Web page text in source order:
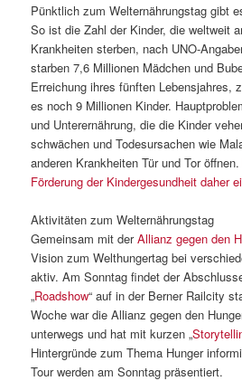
Pünktlich zum Welternährungstag gibt
So ist die Zahl der Kinder, die weltweit
Krankheiten sterben, nach UNO-
starben 7,6 Millionen Mädchen und
Erreichung ihres fünften Lebensjahres,
es noch 9 Millionen Kinder.
und Unterernährung, die die Kinder
schwächen und Todesursachen wie
anderen Krankheiten Tür und Tor öffnen.
Förderung der Kindergesundheit daher
Aktivitäten zum Welternährungstag
Gemeinsam mit derAllianz gegen den
Vision zum Welthungertag bei
aktiv. Am Sonntag findet der
„Roadshow“ auf in der Berner Railcity
Woche war die Allianz gegen den
unterwegs und hat mit kurzen „
Hintergründe zum Thema Hunger
Tour werden am Sonntag präsentiert.